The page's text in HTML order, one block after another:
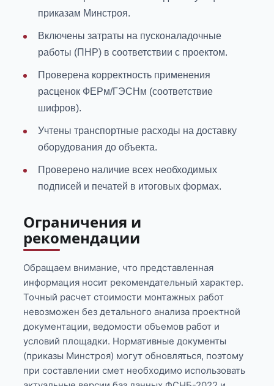
приказам Минстроя.
Включены затраты на пусконаладочные
работы (ПНР) в соответствии с проектом.
Проверена корректность применения
расценок ФЕРм/ГЭСНм (соответствие
шифров).
Учтены транспортные расходы на доставку
оборудования до объекта.
Проверено наличие всех необходимых
подписей и печатей в итоговых формах.
Ограничения и
рекомендации
Обращаем внимание, что представленная
информация носит рекомендательный характер.
Точный расчет стоимости монтажных работ
невозможен без детального анализа проектной
документации, ведомости объемов работ и
условий площадки. Нормативные документы
(приказы Минстроя) могут обновляться, поэтому
при составлении смет необходимо использовать